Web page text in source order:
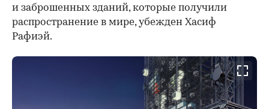
и заброшенных зданий, которые получили
распространение в мире, убежден Хасиф
Рафиэй.